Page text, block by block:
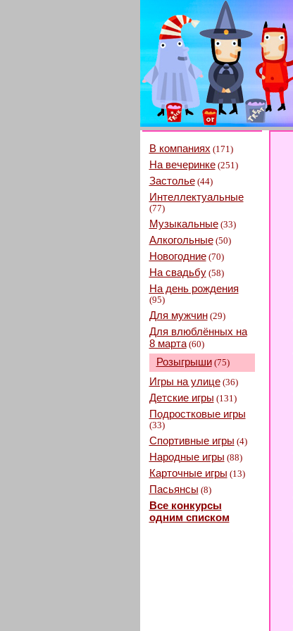
В компаниях (171)
На вечеринке(251)
Застолье(44)
Интеллектуальные
(77)
Музыкальные(33)
Алкогольные(50)
Новогодние(70)
На свадьбу(58)
На день рождения
(95)
Для мужчин(29)
Для влюблённых на
8 марта(60)
Розыгрыши(75)
Игры на улице(36)
Детские игры (131)
Подростковые игры
(33)
Спортивные игры (4)
Народные игры (88)
Карточные игры (13)
Пасьянсы (8)
Все конкурсы
одним списком